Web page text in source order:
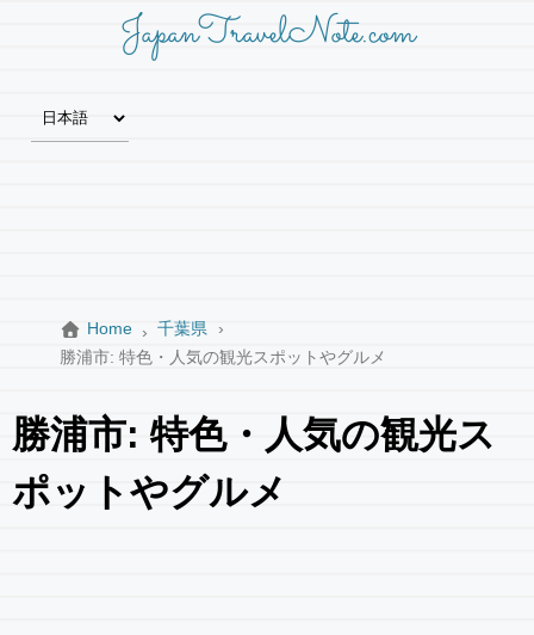
JapanTravelNote.com
Home
千葉県
勝浦市: 特色・人気の観光スポットやグルメ
勝浦市: 特色・人気の観光ス
ポットやグルメ